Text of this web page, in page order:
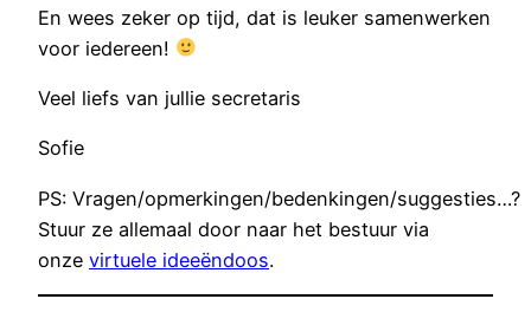
En wees zeker op tijd, dat is leuker samenwerken
voor iedereen!
Veel liefs van jullie secretaris
Sofie
PS: Vragen/opmerkingen/bedenkingen/suggesties…?
Stuur ze allemaal door naar het bestuur via
onze virtuele ideeëndoos.